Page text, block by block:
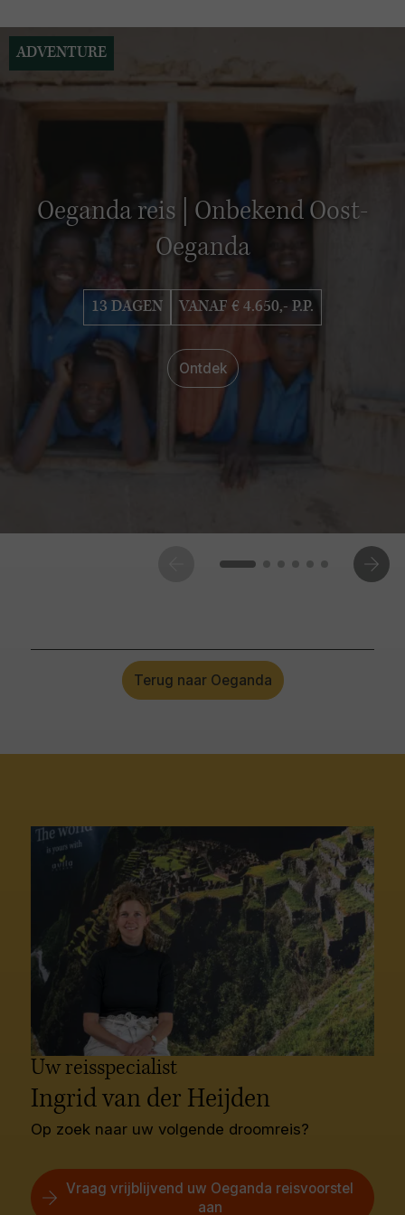
Oeganda reis | Onbekend Oost-
Oeganda
13 DAGEN VANAF € 4.650,- P.P.
Ontdek
ADVENTURE
Terug naar Oeganda
Uw reisspecialist
Ingrid van der Heijden
Op zoek naar uw volgende droomreis?
Vraag vrijblijvend uw Oeganda reisvoorstel
aan